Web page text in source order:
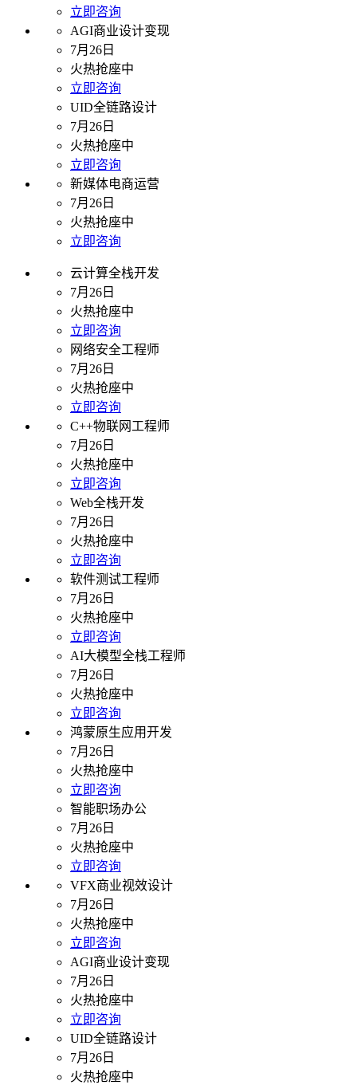
立即咨询
AGI商业设计变现
7月26日
火热抢座中
立即咨询
UID全链路设计
7月26日
火热抢座中
立即咨询
新媒体电商运营
7月26日
火热抢座中
立即咨询
云计算全栈开发
7月26日
火热抢座中
立即咨询
网络安全工程师
7月26日
火热抢座中
立即咨询
C++物联网工程师
7月26日
火热抢座中
立即咨询
Web全栈开发
7月26日
火热抢座中
立即咨询
软件测试工程师
7月26日
火热抢座中
立即咨询
AI大模型全栈工程师
7月26日
火热抢座中
立即咨询
鸿蒙原生应用开发
7月26日
火热抢座中
立即咨询
智能职场办公
7月26日
火热抢座中
立即咨询
VFX商业视效设计
7月26日
火热抢座中
立即咨询
AGI商业设计变现
7月26日
火热抢座中
立即咨询
UID全链路设计
7月26日
火热抢座中